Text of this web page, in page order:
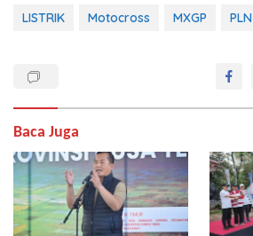
LISTRIK Motocross MXGP PLN
Baca Juga